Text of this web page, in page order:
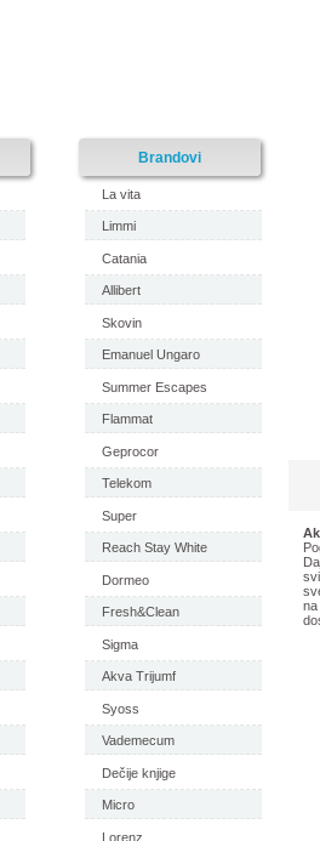
na
Brandovi
La vita
Limmi
Catania
Allibert
Skovin
Emanuel Ungaro
Summer Escapes
Flammat
Geprocor
Telekom
Super
Reach Stay White
Dormeo
Fresh&Clean
Sigma
Akva Trijumf
Syoss
Vademecum
Dečije knjige
Micro
Lorenz